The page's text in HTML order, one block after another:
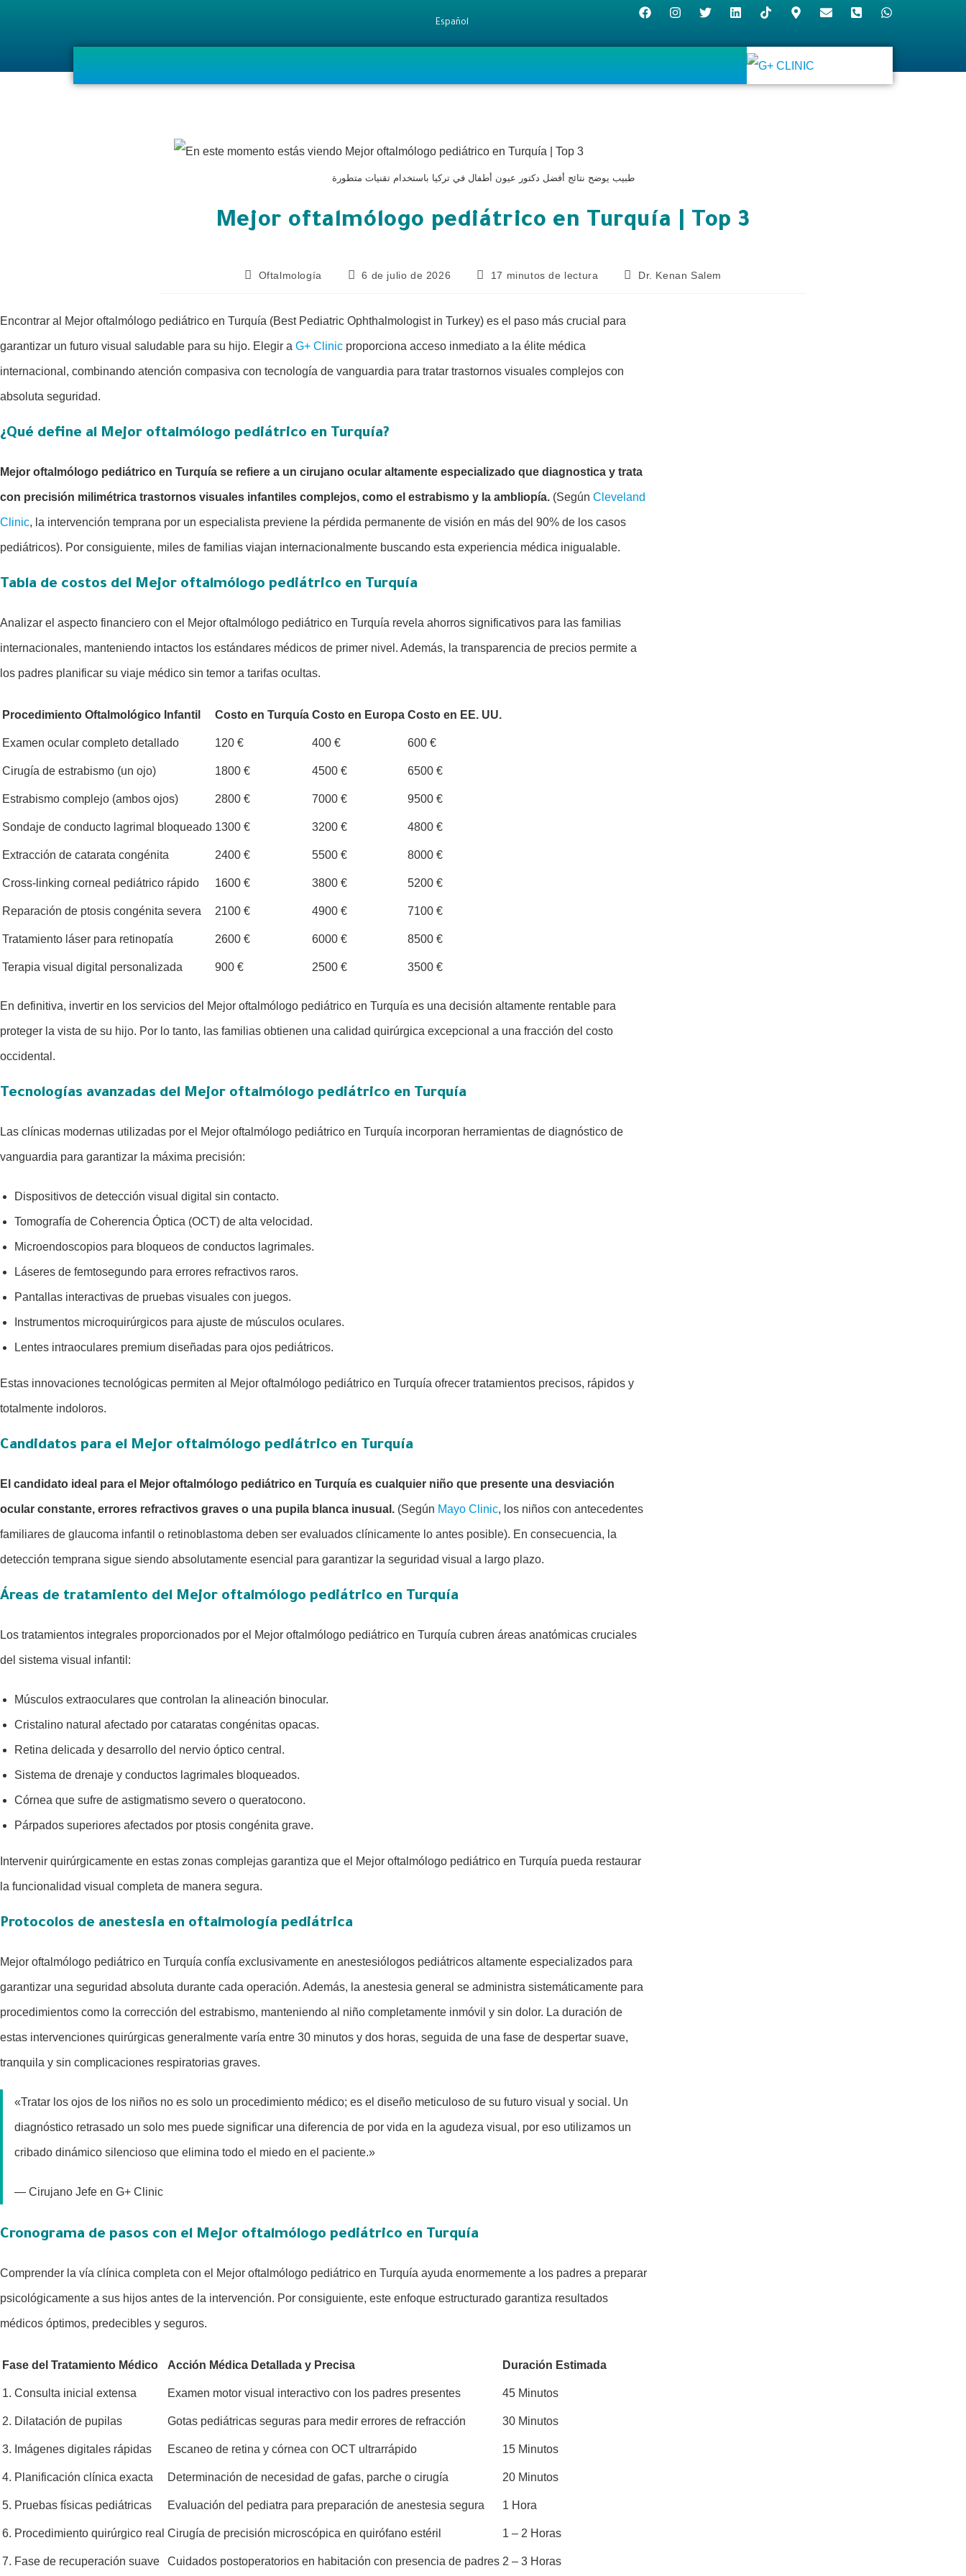
Español
طبيب يوضح نتائج أفضل دكتور عيون أطفال في تركيا باستخدام تقنيات متطورة
Mejor oftalmólogo pediátrico en Turquía | Top 3
Oftalmología 6 de julio de 2026 17 minutos de lectura Dr. Kenan Salem
Encontrar al Mejor oftalmólogo pediátrico en Turquía (Best Pediatric Ophthalmologist in Turkey) es el paso más crucial para
garantizar un futuro visual saludable para su hijo. Elegir a G+ Clinic proporciona acceso inmediato a la élite médica
internacional, combinando atención compasiva con tecnología de vanguardia para tratar trastornos visuales complejos con
absoluta seguridad.
¿Qué define al Mejor oftalmólogo pediátrico en Turquía?
Mejor oftalmólogo pediátrico en Turquía se refiere a un cirujano ocular altamente especializado que diagnostica y trata
con precisión milimétrica trastornos visuales infantiles complejos, como el estrabismo y la ambliopía. (Según Cleveland
Clinic, la intervención temprana por un especialista previene la pérdida permanente de visión en más del 90% de los casos
pediátricos). Por consiguiente, miles de familias viajan internacionalmente buscando esta experiencia médica inigualable.
Tabla de costos del Mejor oftalmólogo pediátrico en Turquía
Analizar el aspecto financiero con el Mejor oftalmólogo pediátrico en Turquía revela ahorros significativos para las familias
internacionales, manteniendo intactos los estándares médicos de primer nivel. Además, la transparencia de precios permite a
los padres planificar su viaje médico sin temor a tarifas ocultas.
Procedimiento Oftalmológico Infantil Costo en Turquía Costo en Europa Costo en EE. UU.
Examen ocular completo detallado 120 € 400 € 600 €
Cirugía de estrabismo (un ojo) 1800 € 4500 € 6500 €
Estrabismo complejo (ambos ojos) 2800 € 7000 € 9500 €
Sondaje de conducto lagrimal bloqueado 1300 € 3200 € 4800 €
Extracción de catarata congénita 2400 € 5500 € 8000 €
Cross-linking corneal pediátrico rápido 1600 € 3800 € 5200 €
Reparación de ptosis congénita severa 2100 € 4900 € 7100 €
Tratamiento láser para retinopatía 2600 € 6000 € 8500 €
Terapia visual digital personalizada 900 € 2500 € 3500 €
En definitiva, invertir en los servicios del Mejor oftalmólogo pediátrico en Turquía es una decisión altamente rentable para
proteger la vista de su hijo. Por lo tanto, las familias obtienen una calidad quirúrgica excepcional a una fracción del costo
occidental.
Tecnologías avanzadas del Mejor oftalmólogo pediátrico en Turquía
Las clínicas modernas utilizadas por el Mejor oftalmólogo pediátrico en Turquía incorporan herramientas de diagnóstico de
vanguardia para garantizar la máxima precisión:
Dispositivos de detección visual digital sin contacto.
Tomografía de Coherencia Óptica (OCT) de alta velocidad.
Microendoscopios para bloqueos de conductos lagrimales.
Láseres de femtosegundo para errores refractivos raros.
Pantallas interactivas de pruebas visuales con juegos.
Instrumentos microquirúrgicos para ajuste de músculos oculares.
Lentes intraoculares premium diseñadas para ojos pediátricos.
Estas innovaciones tecnológicas permiten al Mejor oftalmólogo pediátrico en Turquía ofrecer tratamientos precisos, rápidos y
totalmente indoloros.
Candidatos para el Mejor oftalmólogo pediátrico en Turquía
El candidato ideal para el Mejor oftalmólogo pediátrico en Turquía es cualquier niño que presente una desviación
ocular constante, errores refractivos graves o una pupila blanca inusual. (Según Mayo Clinic, los niños con antecedentes
familiares de glaucoma infantil o retinoblastoma deben ser evaluados clínicamente lo antes posible). En consecuencia, la
detección temprana sigue siendo absolutamente esencial para garantizar la seguridad visual a largo plazo.
Áreas de tratamiento del Mejor oftalmólogo pediátrico en Turquía
Los tratamientos integrales proporcionados por el Mejor oftalmólogo pediátrico en Turquía cubren áreas anatómicas cruciales
del sistema visual infantil:
Músculos extraoculares que controlan la alineación binocular.
Cristalino natural afectado por cataratas congénitas opacas.
Retina delicada y desarrollo del nervio óptico central.
Sistema de drenaje y conductos lagrimales bloqueados.
Córnea que sufre de astigmatismo severo o queratocono.
Párpados superiores afectados por ptosis congénita grave.
Intervenir quirúrgicamente en estas zonas complejas garantiza que el Mejor oftalmólogo pediátrico en Turquía pueda restaurar
la funcionalidad visual completa de manera segura.
Protocolos de anestesia en oftalmología pediátrica
Mejor oftalmólogo pediátrico en Turquía confía exclusivamente en anestesiólogos pediátricos altamente especializados para
garantizar una seguridad absoluta durante cada operación. Además, la anestesia general se administra sistemáticamente para
procedimientos como la corrección del estrabismo, manteniendo al niño completamente inmóvil y sin dolor. La duración de
estas intervenciones quirúrgicas generalmente varía entre 30 minutos y dos horas, seguida de una fase de despertar suave,
tranquila y sin complicaciones respiratorias graves.
«Tratar los ojos de los niños no es solo un procedimiento médico; es el diseño meticuloso de su futuro visual y social. Un
diagnóstico retrasado un solo mes puede significar una diferencia de por vida en la agudeza visual, por eso utilizamos un
cribado dinámico silencioso que elimina todo el miedo en el paciente.»
— Cirujano Jefe en G+ Clinic
Cronograma de pasos con el Mejor oftalmólogo pediátrico en Turquía
Comprender la vía clínica completa con el Mejor oftalmólogo pediátrico en Turquía ayuda enormemente a los padres a preparar
psicológicamente a sus hijos antes de la intervención. Por consiguiente, este enfoque estructurado garantiza resultados
médicos óptimos, predecibles y seguros.
Fase del Tratamiento Médico Acción Médica Detallada y Precisa Duración Estimada
1. Consulta inicial extensa Examen motor visual interactivo con los padres presentes 45 Minutos
2. Dilatación de pupilas Gotas pediátricas seguras para medir errores de refracción 30 Minutos
3. Imágenes digitales rápidas Escaneo de retina y córnea con OCT ultrarrápido 15 Minutos
4. Planificación clínica exacta Determinación de necesidad de gafas, parche o cirugía 20 Minutos
5. Pruebas físicas pediátricas Evaluación del pediatra para preparación de anestesia segura 1 Hora
6. Procedimiento quirúrgico real Cirugía de precisión microscópica en quirófano estéril 1 – 2 Horas
7. Fase de recuperación suave Cuidados postoperatorios en habitación con presencia de padres 2 – 3 Horas